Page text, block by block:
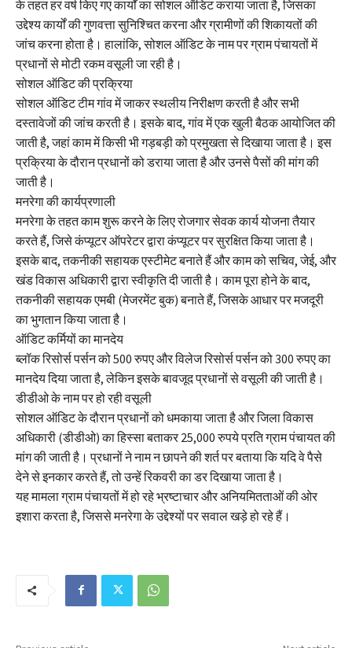
के तहत हर वर्ष किए गए कार्यों का सोशल ऑडिट कराया जाता है, जिसका
उद्देश्य कार्यों की गुणवत्ता सुनिश्चित करना और ग्रामीणों की शिकायतों की
जांच करना होता है। हालांकि, सोशल ऑडिट के नाम पर ग्राम पंचायतों में
प्रधानों से मोटी रकम वसूली जा रही है।
सोशल ऑडिट की प्रक्रिया
सोशल ऑडिट टीम गांव में जाकर स्थलीय निरीक्षण करती है और सभी
दस्तावेजों की जांच करती है। इसके बाद, गांव में एक खुली बैठक आयोजित की
जाती है, जहां काम में किसी भी गड़बड़ी को प्रमुखता से दिखाया जाता है। इस
प्रक्रिया के दौरान प्रधानों को डराया जाता है और उनसे पैसों की मांग की
जाती है।
मनरेगा की कार्यप्रणाली
मनरेगा के तहत काम शुरू करने के लिए रोजगार सेवक कार्य योजना तैयार
करते हैं, जिसे कंप्यूटर ऑपरेटर द्वारा कंप्यूटर पर सुरक्षित किया जाता है।
इसके बाद, तकनीकी सहायक एस्टीमेट बनाते हैं और काम को सचिव, जेई, और
खंड विकास अधिकारी द्वारा स्वीकृति दी जाती है। काम पूरा होने के बाद,
तकनीकी सहायक एमबी (मेजरमेंट बुक) बनाते हैं, जिसके आधार पर मजदूरी
का भुगतान किया जाता है।
ऑडिट कर्मियों का मानदेय
ब्लॉक रिसोर्स पर्सन को 500 रुपए और विलेज रिसोर्स पर्सन को 300 रुपए का
मानदेय दिया जाता है, लेकिन इसके बावजूद प्रधानों से वसूली की जाती है।
डीडीओ के नाम पर हो रही वसूली
सोशल ऑडिट के दौरान प्रधानों को धमकाया जाता है और जिला विकास
अधिकारी (डीडीओ) का हिस्सा बताकर 25,000 रुपये प्रति ग्राम पंचायत की
मांग की जाती है। प्रधानों ने नाम न छापने की शर्त पर बताया कि यदि वे पैसे
देने से इनकार करते हैं, तो उन्हें रिकवरी का डर दिखाया जाता है।
यह मामला ग्राम पंचायतों में हो रहे भ्रष्टाचार और अनियमितताओं की ओर
इशारा करता है, जिससे मनरेगा के उद्देश्यों पर सवाल खड़े हो रहे हैं।